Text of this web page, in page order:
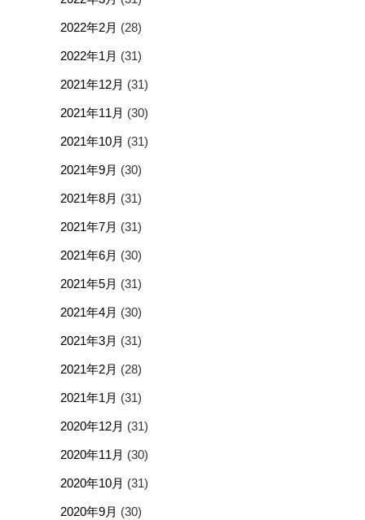
2022年2月 (28)
2022年1月 (31)
2021年12月 (31)
2021年11月 (30)
2021年10月 (31)
2021年9月 (30)
2021年8月 (31)
2021年7月 (31)
2021年6月 (30)
2021年5月 (31)
2021年4月 (30)
2021年3月 (31)
2021年2月 (28)
2021年1月 (31)
2020年12月 (31)
2020年11月 (30)
2020年10月 (31)
2020年9月 (30)